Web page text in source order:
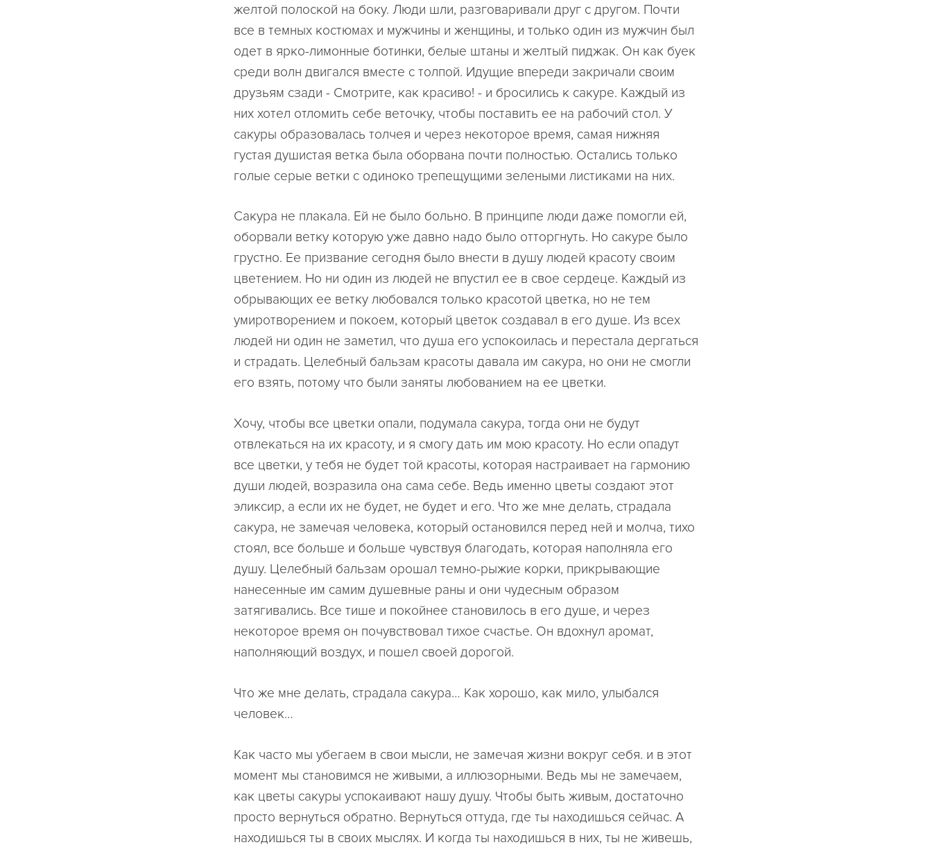
желтой полоской на боку. Люди шли, разговаривали друг с другом. Почти
все в темных костюмах и мужчины и женщины, и только один из мужчин был
одет в ярко-лимонные ботинки, белые штаны и желтый пиджак. Он как буек
среди волн двигался вместе с толпой. Идущие впереди закричали своим
друзьям сзади - Смотрите, как красиво! - и бросились к сакуре. Каждый из
них хотел отломить себе веточку, чтобы поставить ее на рабочий стол. У
сакуры образовалась толчея и через некоторое время, самая нижняя
густая душистая ветка была оборвана почти полностью. Остались только
голые серые ветки с одиноко трепещущими зелеными листиками на них.
Сакура не плакала. Ей не было больно. В принципе люди даже помогли ей,
оборвали ветку которую уже давно надо было отторгнуть. Но сакуре было
грустно. Ее призвание сегодня было внести в душу людей красоту своим
цветением. Но ни один из людей не впустил ее в свое сердеце. Каждый из
обрывающих ее ветку любовался только красотой цветка, но не тем
умиротворением и покоем, который цветок создавал в его душе. Из всех
людей ни один не заметил, что душа его успокоилась и перестала дергаться
и страдать. Целебный бальзам красоты давала им сакура, но они не смогли
его взять, потому что были заняты любованием на ее цветки.
Хочу, чтобы все цветки опали, подумала сакура, тогда они не будут
отвлекаться на их красоту, и я смогу дать им мою красоту. Но если опадут
все цветки, у тебя не будет той красоты, которая настраивает на гармонию
души людей, возразила она сама себе. Ведь именно цветы создают этот
эликсир, а если их не будет, не будет и его. Что же мне делать, страдала
сакура, не замечая человека, который остановился перед ней и молча, тихо
стоял, все больше и больше чувствуя благодать, которая наполняла его
душу. Целебный бальзам орошал темно-рыжие корки, прикрывающие
нанесенные им самим душевные раны и они чудесным образом
затягивались. Все тише и покойнее становилось в его душе, и через
некоторое время он почувствовал тихое счастье. Он вдохнул аромат,
наполняющий воздух, и пошел своей дорогой.
Что же мне делать, страдала сакура… Как хорошо, как мило, улыбался
человек…
Как часто мы убегаем в свои мысли, не замечая жизни вокруг себя. и в этот
момент мы становимся не живыми, а иллюзорными. Ведь мы не замечаем,
как цветы сакуры успокаивают нашу душу. Чтобы быть живым, достаточно
просто вернуться обратно. Вернуться оттуда, где ты находишься сейчас. А
находишься ты в своих мыслях. И когда ты находишься в них, ты не живешь,